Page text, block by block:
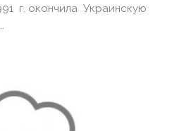
г. окончила Украинскую